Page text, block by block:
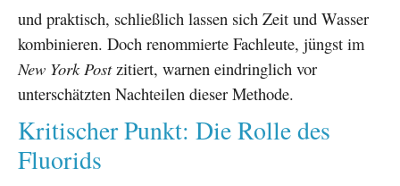
und praktisch, schließlich lassen sich Zeit und Wasser
kombinieren. Doch renommierte Fachleute, jüngst im
New York Postzitiert, warnen eindringlich vor
unterschätzten Nachteilen dieser Methode.
Kritischer Punkt: Die Rolle des
Fluorids